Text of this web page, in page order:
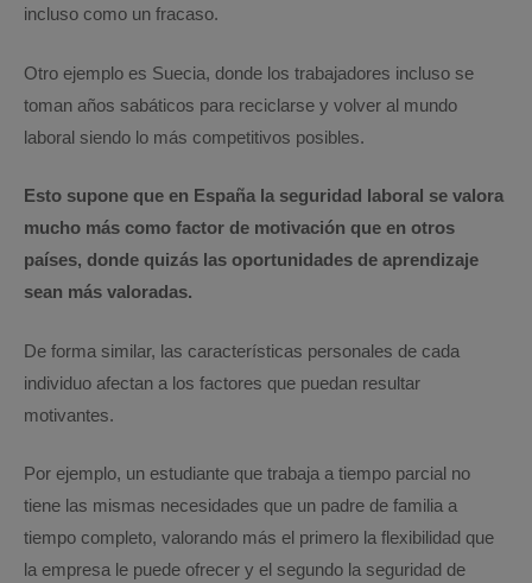
incluso como un fracaso.
Otro ejemplo es Suecia, donde los trabajadores incluso se
toman años sabáticos para reciclarse y volver al mundo
laboral siendo lo más competitivos posibles.
Esto supone que en España la seguridad laboral se valora
mucho más como factor de motivación que en otros
países, donde quizás las oportunidades de aprendizaje
sean más valoradas.
De forma similar, las características personales de cada
individuo afectan a los factores que puedan resultar
motivantes.
Por ejemplo, un estudiante que trabaja a tiempo parcial no
tiene las mismas necesidades que un padre de familia a
tiempo completo, valorando más el primero la flexibilidad que
la empresa le puede ofrecer y el segundo la seguridad de